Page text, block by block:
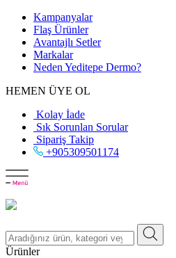
Kampanyalar
Flaş Ürünler
Avantajlı Setler
Markalar
Neden Yeditepe Dermo?
HEMEN ÜYE OL
Kolay İade
Sık Sorunlan Sorular
Sipariş Takip
+905309501174
Ürünler